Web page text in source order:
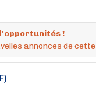
!
annonces de